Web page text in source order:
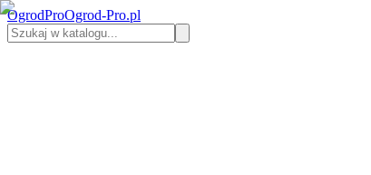
OgrodProOgrod-Pro.pl